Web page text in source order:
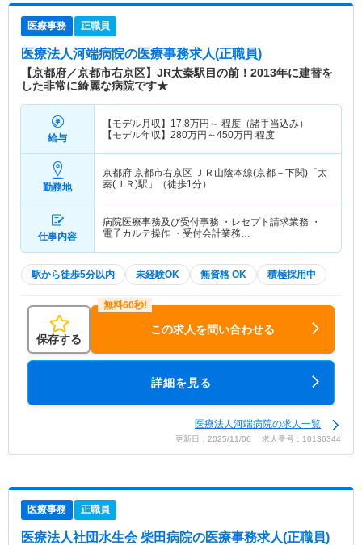
医療事務 正職員
医療法人河端病院の医療事務求人(正職員)
【京都府／京都市右京区】JR太秦駅目の前！2013年に建替を
した非常に綺麗な病院です★
給与
【モデル月収】 17.8万円～ 程度（諸手当込み）
【モデル年収】 280万円～450万円 程度
勤務地
京都府 京都市右京区 ＪＲ山陰本線(京都－下関)「太
秦(ＪＲ)駅」（徒歩1分）
仕事内容
病院医療事務及び受付事務 ・レセプト請求業務 ・
電子カルテ操作 ・受付会計業務…
駅から徒歩5分以内 未経験OK 無資格 OK 積極採用中
保存する
この求人を問い合わせる
詳細を見る
医療法人河端病院の求人一覧
更新日：2025/11/06 求人番号：10136344
医療事務 正職員
医療法人社団水生会 柴田病院の医療事務求人(正職員)